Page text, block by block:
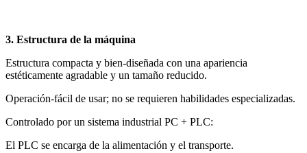
3. Estructura de la máquina
Estructura compacta y bien-diseñada con una apariencia
estéticamente agradable y un tamaño reducido.
Operación-fácil de usar; no se requieren habilidades especializadas.
Controlado por un sistema industrial PC + PLC:
El PLC se encarga de la alimentación y el transporte.